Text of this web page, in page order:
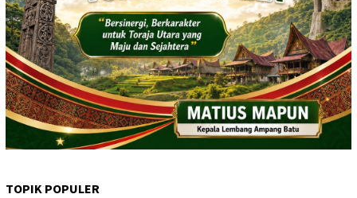
TOPIK POPULER